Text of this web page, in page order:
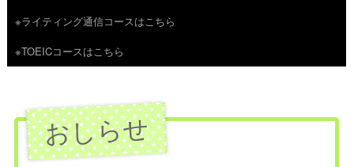
ス
キ
※ライティング通信コースはこちら
※TOEICコースはこちら